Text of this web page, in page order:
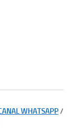
WHATSAPP/